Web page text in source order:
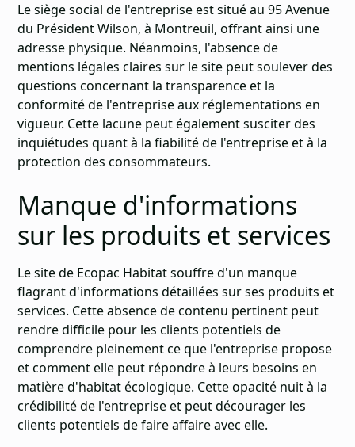
Le siège social de l'entreprise est situé au 95 Avenue
du Président Wilson, à Montreuil, offrant ainsi une
adresse physique. Néanmoins, l'absence de
mentions légales claires sur le site peut soulever des
questions concernant la transparence et la
conformité de l'entreprise aux réglementations en
vigueur. Cette lacune peut également susciter des
inquiétudes quant à la fiabilité de l'entreprise et à la
protection des consommateurs.
Manque d'informations
sur les produits et services
Le site de Ecopac Habitat souffre d'un manque
flagrant d'informations détaillées sur ses produits et
services. Cette absence de contenu pertinent peut
rendre difficile pour les clients potentiels de
comprendre pleinement ce que l'entreprise propose
et comment elle peut répondre à leurs besoins en
matière d'habitat écologique. Cette opacité nuit à la
crédibilité de l'entreprise et peut décourager les
clients potentiels de faire affaire avec elle.